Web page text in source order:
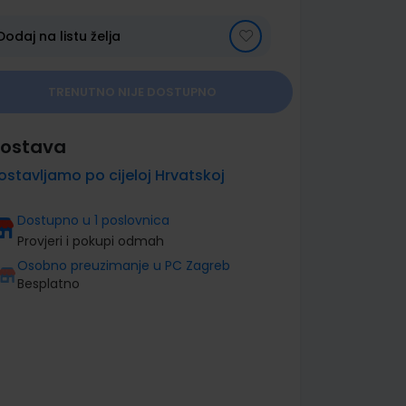
na listu želja
po cijeloj Hrvatskoj
Dostupno u 1 poslovnica
Provjeri i pokupi odmah
Osobno preuzimanje u PC Zagreb
Besplatno